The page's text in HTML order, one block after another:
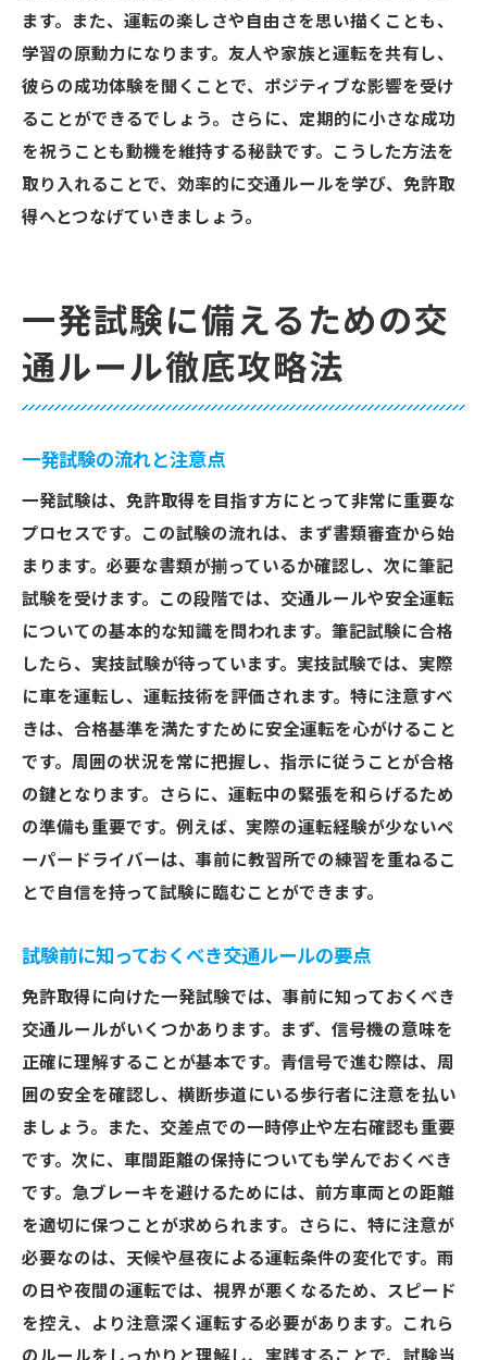
ます。また、運転の楽しさや自由さを思い描くことも、
学習の原動力になります。友人や家族と運転を共有し、
彼らの成功体験を聞くことで、ポジティブな影響を受け
ることができるでしょう。さらに、定期的に小さな成功
を祝うことも動機を維持する秘訣です。こうした方法を
取り入れることで、効率的に交通ルールを学び、免許取
得へとつなげていきましょう。
一発試験に備えるための交
通ルール徹底攻略法
一発試験の流れと注意点
一発試験は、免許取得を目指す方にとって非常に重要な
プロセスです。この試験の流れは、まず書類審査から始
まります。必要な書類が揃っているか確認し、次に筆記
試験を受けます。この段階では、交通ルールや安全運転
についての基本的な知識を問われます。筆記試験に合格
したら、実技試験が待っています。実技試験では、実際
に車を運転し、運転技術を評価されます。特に注意すべ
きは、合格基準を満たすために安全運転を心がけること
です。周囲の状況を常に把握し、指示に従うことが合格
の鍵となります。さらに、運転中の緊張を和らげるため
の準備も重要です。例えば、実際の運転経験が少ないペ
ーパードライバーは、事前に教習所での練習を重ねるこ
とで自信を持って試験に臨むことができます。
試験前に知っておくべき交通ルールの要点
免許取得に向けた一発試験では、事前に知っておくべき
交通ルールがいくつかあります。まず、信号機の意味を
正確に理解することが基本です。青信号で進む際は、周
囲の安全を確認し、横断歩道にいる歩行者に注意を払い
ましょう。また、交差点での一時停止や左右確認も重要
です。次に、車間距離の保持についても学んでおくべき
です。急ブレーキを避けるためには、前方車両との距離
を適切に保つことが求められます。さらに、特に注意が
必要なのは、天候や昼夜による運転条件の変化です。雨
の日や夜間の運転では、視界が悪くなるため、スピード
を控え、より注意深く運転する必要があります。これら